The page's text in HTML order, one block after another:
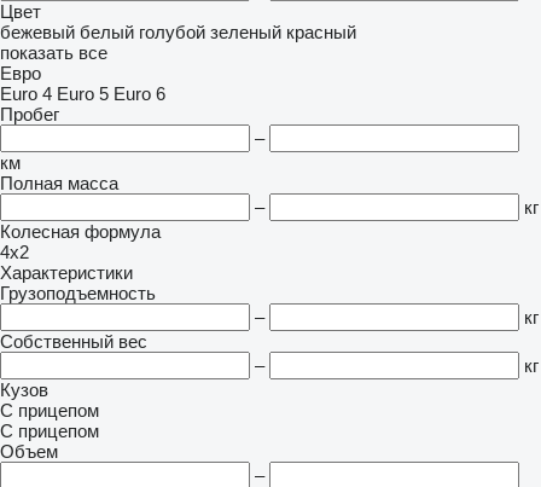
Цвет
бежевый белый голубой зеленый красный
показать все
Евро
Euro 4 Euro 5 Euro 6
Пробег
–
км
Полная масса
–
кг
Колесная формула
4x2
Характеристики
Грузоподъемность
–
кг
Собственный вес
–
кг
Кузов
С прицепом
С прицепом
Объем
–